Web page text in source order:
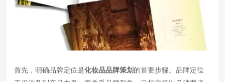
首先，明确品牌定位是化妆品品牌策划 的首要步骤。品牌定位